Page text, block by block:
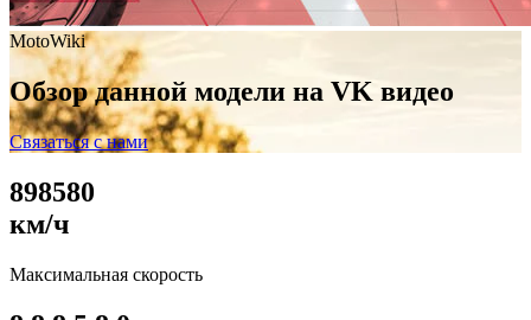
MotoWiki
Обзор данной модели на VK видео
Связаться с нами
898580
км/ч
Максимальная скорость